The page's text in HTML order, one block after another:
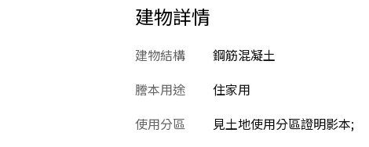
建物詳情
建物結構 鋼筋混凝土
謄本用途
住家用
使用分區
見土地使用分區證明影本;